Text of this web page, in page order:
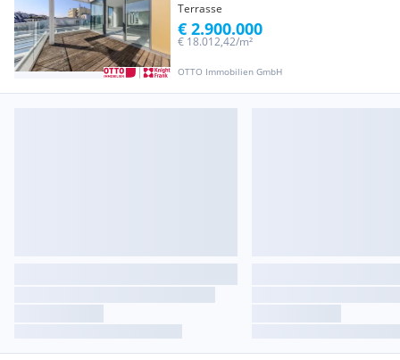
Terrasse
OTTO Immobilien GmbH
€ 18.012,42/m²
€ 2.900.000